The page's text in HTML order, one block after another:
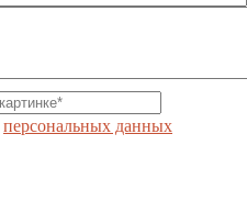
персональных данных